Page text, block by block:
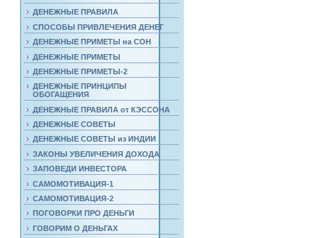
ДЕНЕЖНЫЕ ПРАВИЛА
СПОСОБЫ ПРИВЛЕЧЕНИЯ ДЕНЕГ
ДЕНЕЖНЫЕ ПРИМЕТЫ на СОН
ДЕНЕЖНЫЕ ПРИМЕТЫ
ДЕНЕЖНЫЕ ПРИМЕТЫ-2
ДЕНЕЖНЫЕ ПРИНЦИПЫ
ОБОГАЩЕНИЯ
ДЕНЕЖНЫЕ ПРАВИЛА от КЭССОНА
ДЕНЕЖНЫЕ СОВЕТЫ
ДЕНЕЖНЫЕ СОВЕТЫ из ИНДИИ
ЗАКОНЫ УВЕЛИЧЕНИЯ ДОХОДА
ЗАПОВЕДИ ИНВЕСТОРА
САМОМОТИВАЦИЯ-1
САМОМОТИВАЦИЯ-2
ПОГОВОРКИ ПРО ДЕНЬГИ
ГОВОРИМ О ДЕНЬГАХ